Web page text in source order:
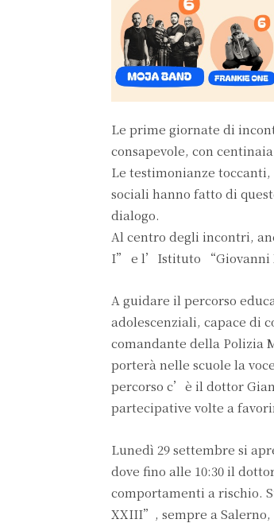
Le prime giornate di
consapevole, con
Le testimonianze
sociali hanno fatto di
dialogo.
Al centro degli incontri,
I” e l’Istituto “Giovanni
A guidare il percorso
adolescenziali, capace di
comandante della Polizia
porterà nelle scuole la
percorso c’è il dottor
partecipative volte a
Lunedì 29 settembre si
dove fino alle 10:30 il
comportamenti a rischio.
XXIII”, sempre a Salerno,